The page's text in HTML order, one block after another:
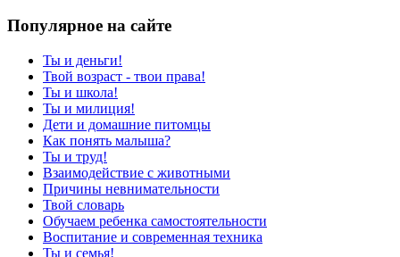
Популярное на сайте
Ты и деньги!
Твой возраст - твои права!
Ты и школа!
Ты и милиция!
Дети и домашние питомцы
Как понять малыша?
Ты и труд!
Взаимодействие с животными
Причины невнимательности
Твой словарь
Обучаем ребенка самостоятельности
Воспитание и современная техника
Ты и семья!